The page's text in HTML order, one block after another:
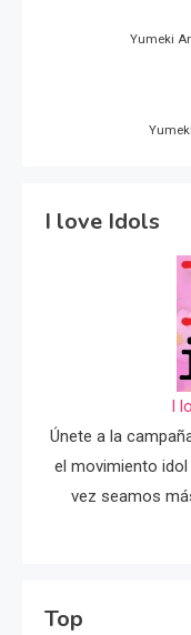
Yumeki
I love Idols
I
Únete a la
el movimiento
vez seamos
Top